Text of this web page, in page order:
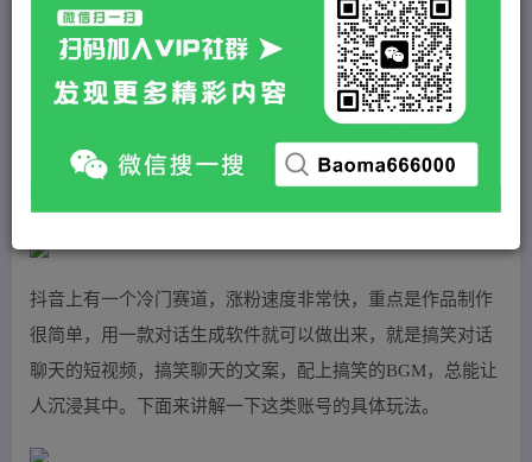
5 积分
黄金会员 免费 超级会员(永久VIP) 免费
站长QQ：1970819299
抖音上有一个冷门赛道，涨粉速度非常快，重点是作品制作
很简单，用一款对话生成软件就可以做出来，就是搞笑对话
聊天的短视频，搞笑聊天的文案，配上搞笑的BGM，总能让
人沉浸其中。下面来讲解一下这类账号的具体玩法。